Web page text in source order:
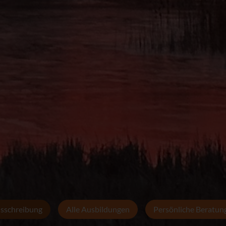
Alle Ausbildungen Persönliche